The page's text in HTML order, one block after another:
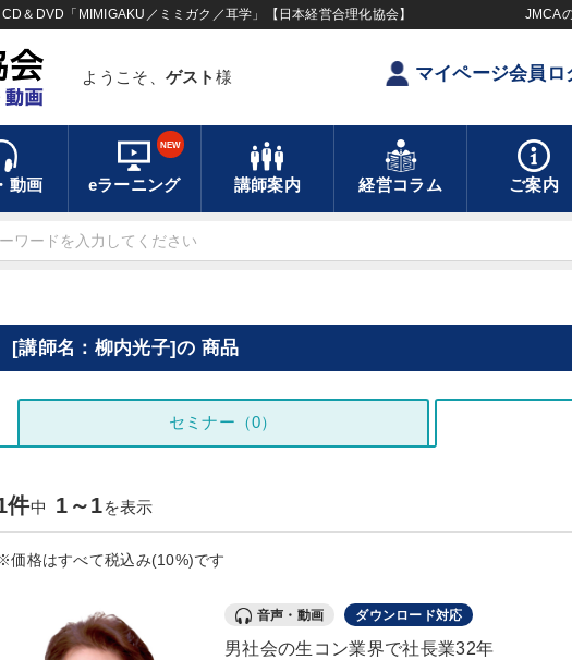
＆DVD「MIMIGAKU／ミミガク／耳学」【日本経営合理化協会】 JMCA
ようこそ、 ゲスト 様 マイページ会員ロ
動画 eラーニング
NEW
講師案内 経営コラム ご案内
[講師名：柳内光子]の 商品
セミナー（0）
件中 1～1を表示
価格はすべて税込み(10%)です
音声・動画 ダウンロード対応
男社会の生コン業界で社長業32年